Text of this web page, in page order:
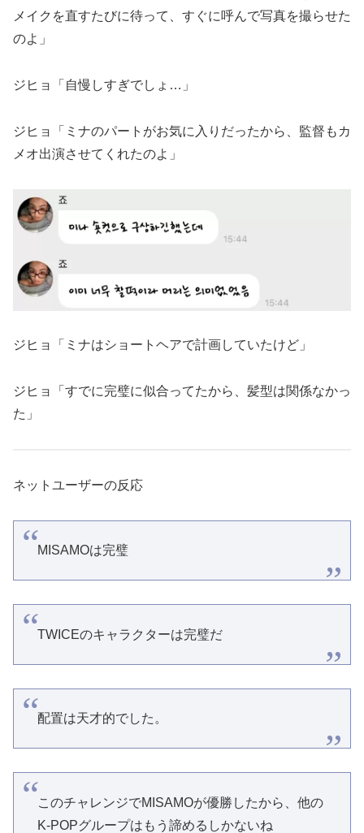
メイクを直すたびに待って、すぐに呼んで写真を撮らせた
のよ」
ジヒョ「自慢しすぎでしょ…」
ジヒョ「ミナのパートがお気に入りだったから、監督もカ
メオ出演させてくれたのよ」
ジヒョ「ミナはショートヘアで計画していたけど」
ジヒョ「すでに完璧に似合ってたから、髪型は関係なかっ
た」
ネットユーザーの反応
MISAMOは完璧
TWICEのキャラクターは完璧だ
配置は天才的でした。
このチャレンジでMISAMOが優勝したから、他の
K-POPグループはもう諦めるしかないね